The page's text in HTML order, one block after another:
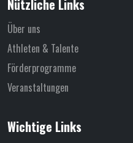
Nützliche Links
Über uns
Athleten & Talente
Förderprogramme
Veranstaltungen
Wichtige Links